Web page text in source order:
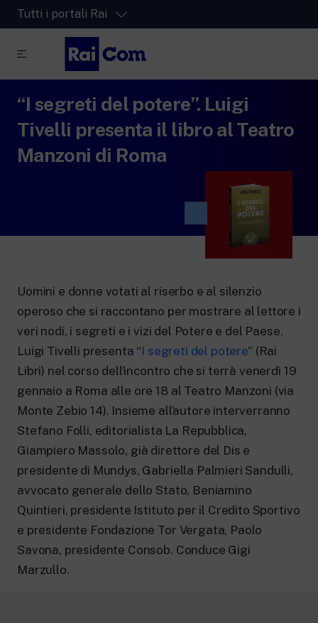
Tutti i portali Rai
La piattaforma di streaming video per tutti.
RaiPlay
La piattaforma digitale dei canali Radio
RaiPlay Sound
Lo spazio sicuro ricco di cartoni animati
New 24 ore su 24: attualità, ultime notizie
e aggiornamenti.
RaiNews
Le redazioni regionali di RaiNews.
Rai TgR
Approfondimenti culturali su Arte,
Letteratura, Storia e molto altro.
Per le scuole secondarie di I e II grado,
l’Università, i Docenti e l’istruzione degli
adulti.
Rai Scuola
“I segreti del potere”. Luigi
Tivelli presenta il libro al Teatro
Manzoni di Roma
Uomini e donne votati al riserbo e al silenzio
operoso che si raccontano per mostrare al lettore i
veri nodi, i segreti e i vizi del Potere e del Paese.
Luigi Tivelli presenta “I segreti del potere” (Rai
Libri) nel corso dell’incontro che si terrà venerdì 19
gennaio a Roma alle ore 18 al Teatro Manzoni (via
Monte Zebio 14). Insieme all’autore interverranno
Stefano Folli, editorialista La Repubblica,
Giampiero Massolo, già direttore del Dis e
presidente di Mundys, Gabriella Palmieri Sandulli,
avvocato generale dello Stato, Beniamino
Quintieri, presidente Istituto per il Credito Sportivo
e presidente Fondazione Tor Vergata, Paolo
Savona, presidente Consob. Conduce Gigi
Marzullo.